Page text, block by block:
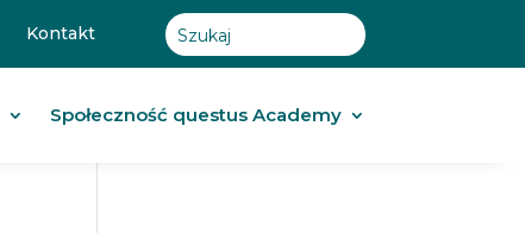
Kontakt
Społeczność questus Academy